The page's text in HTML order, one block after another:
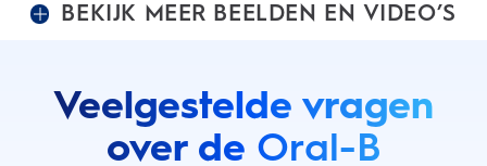
BEKIJK MEER BEELDEN EN VIDEO’S
Veelgestelde vragen
over de Oral-B